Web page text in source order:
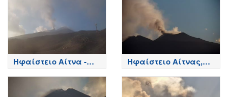
Ηφαίστειο Αίτνα -
Κορυφή κρατήρων,
Ηφαίστειο Αίτνας,
Βόρεια πλευρά - Etna